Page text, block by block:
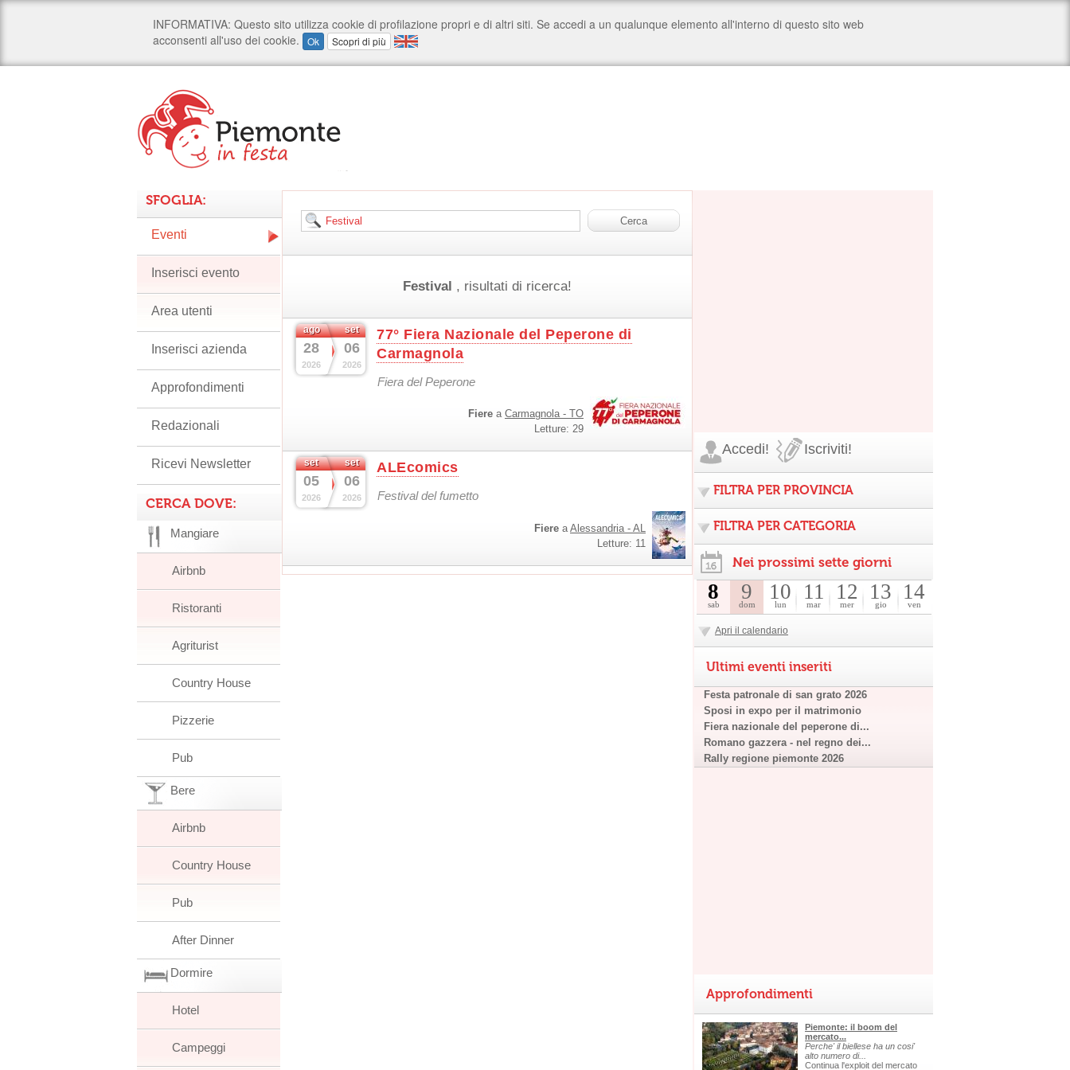
Festival , risultati di ricerca!
ago
28
2026
set
06
2026
77° Fiera Nazionale del Peperone di
Carmagnola
Fiera del Peperone
Fiere a Carmagnola - TO
Letture: 29
set
05
2026
set
06
2026
ALEcomics
Festival del fumetto
Fiere aAlessandria - AL
Letture: 11
SFOGLIA:
Eventi
Inserisci evento
Area utenti
Inserisci azienda
Approfondimenti
Redazionali
Ricevi Newsletter
CERCA DOVE:
Mangiare
Airbnb
Ristoranti
Agriturist
Country House
Pizzerie
Pub
Bere
Airbnb
Country House
Pub
After Dinner
Dormire
Hotel
Campeggi
Accedi! Iscriviti!
FILTRA PER PROVINCIA
FILTRA PER CATEGORIA
Nei prossimi sette giorni
8
sab
9
dom
10
lun
11
mar
12
mer
13
gio
14
ven
Apri il calendario
Ultimi eventi inseriti
Festa patronale di san grato 2026
Sposi in expo per il matrimonio
Fiera nazionale del peperone di...
Romano gazzera - nel regno dei...
Rally regione piemonte 2026
Approfondimenti
Piemonte: il boom del
mercato...
Perche' il biellese ha un cosi'
alto numero di...
Continua l'exploit del mercato